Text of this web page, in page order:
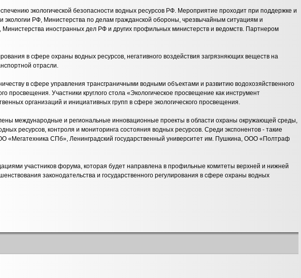
экологической безопасности водных ресурсов РФ. Мероприятие проходит при поддержке и
РФ, Министерства по делам гражданской обороны, чрезвычайным ситуациям и
иностранных дел РФ и других профильных министерств и ведомств. Партнером
в сфере охраны водных ресурсов, негативного воздействия загрязняющих веществ на
отрасли.
в сфере управления трансграничными водными объектами и развитию водохозяйственного
просвещения. Участники круглого стола «Экологическое просвещение как инструмент
организаций и инициативных групп в сфере экологического просвещения.
международные и региональные инновационные проекты в области охраны окружающей среды,
ресурсов, контроля и мониторинга состояния водных ресурсов. Среди экспонентов - такие
СПб», Ленинградский государственный университет им. Пушкина, ООО «Полтраф
участников форума, которая будет направлена в профильные комитеты верхней и нижней
законодательства и государственного регулирования в сфере охраны водных